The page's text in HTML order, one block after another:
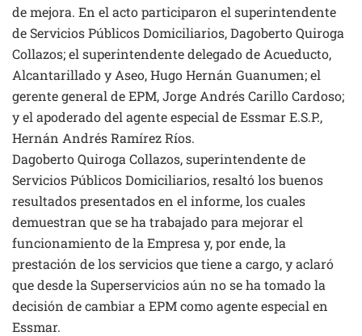
de mejora. En el acto participaron el superintendente
de Servicios Públicos Domiciliarios, Dagoberto Quiroga
Collazos; el superintendente delegado de Acueducto,
Alcantarillado y Aseo, Hugo Hernán Guanumen; el
gerente general de EPM, Jorge Andrés Carillo Cardoso;
y el apoderado del agente especial de Essmar E.S.P.,
Hernán Andrés Ramírez Ríos.
Dagoberto Quiroga Collazos, superintendente de
Servicios Públicos Domiciliarios, resaltó los buenos
resultados presentados en el informe, los cuales
demuestran que se ha trabajado para mejorar el
funcionamiento de la Empresa y, por ende, la
prestación de los servicios que tiene a cargo, y aclaró
que desde la Superservicios aún no se ha tomado la
decisión de cambiar a EPM como agente especial en
Essmar.